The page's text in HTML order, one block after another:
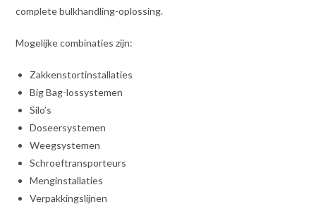
complete bulkhandling-oplossing.
Mogelijke combinaties zijn:
Zakkenstortinstallaties
Big Bag-lossystemen
Silo’s
Doseersystemen
Weegsystemen
Schroeftransporteurs
Menginstallaties
Verpakkingslijnen